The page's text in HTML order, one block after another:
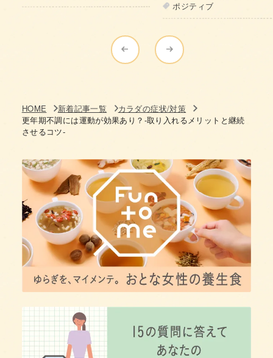
ポジティブ
HOME 新着記事一覧
カラダの症状/対策
更年期不調には運動が効果あり？-取り入れるメリットと継続
させるコツ‐